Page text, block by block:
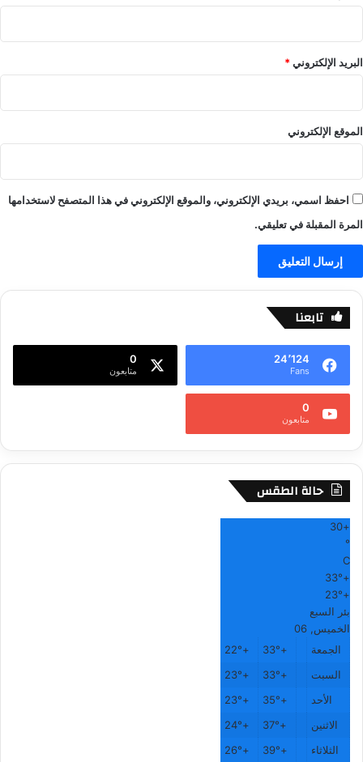
ل
–
ل
-
ل
ا
ف
البريد الإلكتروني*
الموقع الإلكتروني
احفظ اسمي، بريدي الإلكتروني، والموقع الإلكتروني في هذا المتصفح لاستخدامها
المرة المقبلة في تعليقي.
تابعنا
24٬124
Fans
0
متابعون
0
متابعون
حالة الطقس
+
30
°
C
+
33°
+
23°
بئر السبع
الخميس, 06
الجمعة
+
33°
+
22°
السبت
+
33°
+
23°
الأحد
+
35°
+
23°
الاثنين
+
37°
+
24°
الثلاثاء
+
39°
+
26°